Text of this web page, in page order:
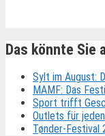
Das könnte Sie
Sylt im August:
MAMF: Das
Sport trifft
Outlets für
Tønder-Festival